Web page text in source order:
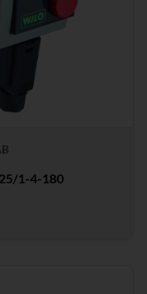
1-4-180